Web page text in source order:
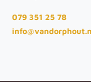
079 351 25 78